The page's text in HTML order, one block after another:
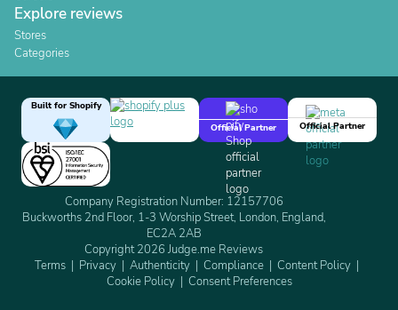
Explore reviews
Stores
Categories
Built for Shopify
Official Partner
Official Partner
Company Registration Number: 12157706
Buckworths 2nd Floor, 1-3 Worship Street, London, England,
EC2A 2AB
Copyright 2026 Judge.me Reviews
Terms
Privacy Authenticity Compliance
Content Policy
Cookie Policy
Consent Preferences